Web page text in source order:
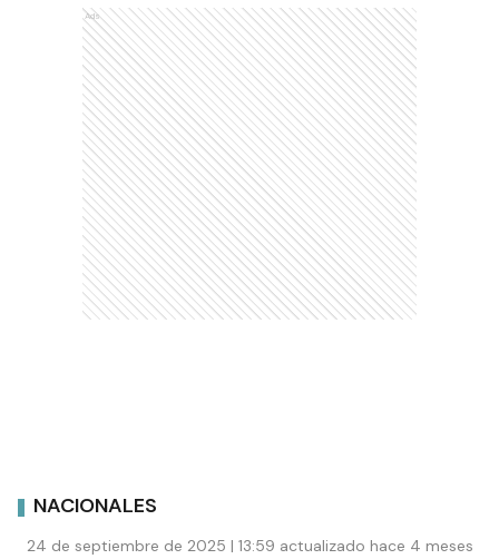
Ads
NACIONALES
24 de septiembre de 2025 | 13:59 actualizado hace 4 meses